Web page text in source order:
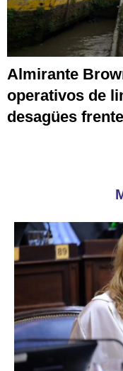
Almirante
operativos de
desagües